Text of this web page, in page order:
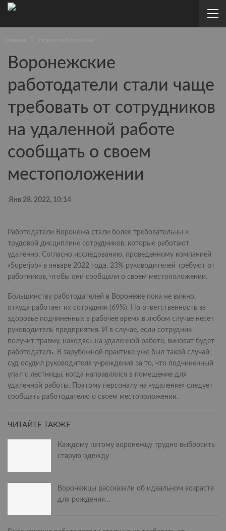
Воронежские
работодатели стали чаще
требовать от сотрудников
на удаленной работе
сообщать о своем
местоположении
Янв 28. 2022, 10:14
Работодатели Воронежа стали более требовательны к
трудовой дисциплине сотрудников, которые работают
удаленно. Согласно исследованию, проведенному компанией
«Superjob» в январе 2022 года, 23% руководителей требуют от
работников, чтобы они сообщали о своем местоположении.
Большинству работодателей в Воронеже пока не важно,
откуда работает их сотрудник (69%). Но ответственность за
здоровье подчиненных в рабочее время в любом случае несет
руководитель предприятия. И в случае, если сотрудник
получит травму, находясь на удаленной работе, виноват будет
работодатель. В зарубежной практике уже был такой случай:
суд осудил руководителя учреждения за то, что подчиненный
упал с лестницы, когда направлялся в помещение для
удаленной работы. Поэтому персоналу на «удаленке» следует
сообщать работодателю о своем местоположении.
ЧИТАЙТЕ ТАКЖЕ
Каждому пятому воронежцу трудно выбросить
старую одежду
Воронежцы рассказали об идеальном возрасте
для рождения…